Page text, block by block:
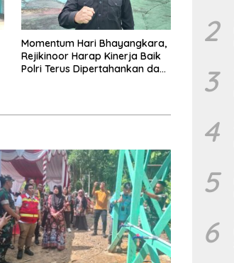
Momentum Hari Bhayangkara,
Rejikinoor Harap Kinerja Baik
Polri Terus Dipertahankan dan
2
3
4
5
6